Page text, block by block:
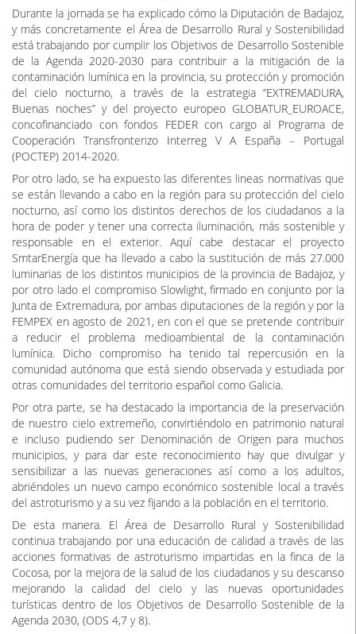
Durante la jornada se ha explicado cómo la Diputación de Badajoz,
y más concretamente el Área de Desarrollo Rural y Sostenibilidad
está trabajando por cumplir los Objetivos de Desarrollo Sostenible
de la Agenda 2020-2030 para contribuir a la mitigación de la
contaminación lumínica en la provincia, su protección y promoción
del cielo nocturno, a través de la estrategia ‘’EXTREMADURA,
Buenas noches’’ y del proyecto europeo GLOBATUR_EUROACE,
concofinanciado con fondos FEDER con cargo al Programa de
Cooperación Transfronterizo Interreg V A España – Portugal
(POCTEP) 2014-2020.
Por otro lado, se ha expuesto las diferentes lineas normativas que
se están llevando a cabo en la región para su protección del cielo
nocturno, así como los distintos derechos de los ciudadanos a la
hora de poder y tener una correcta iluminación, más sostenible y
responsable en el exterior. Aquí cabe destacar el proyecto
SmtarEnergía que ha llevado a cabo la sustitución de más 27.000
luminarias de los distintos municipios de la provincia de Badajoz, y
por otro lado el compromiso Slowlight, firmado en conjunto por la
Junta de Extremadura, por ambas diputaciones de la región y por la
FEMPEX en agosto de 2021, en con el que se pretende contribuir
a reducir el problema medioambiental de la contaminación
lumínica. Dicho compromiso ha tenido tal repercusión en la
comunidad autónoma que está siendo observada y estudiada por
otras comunidades del territorio español como Galicia.
Por otra parte, se ha destacado la importancia de la preservación
de nuestro cielo extremeño, convirtiéndolo en patrimonio natural
e incluso pudiendo ser Denominación de Origen para muchos
municipios, y para dar este reconocimiento hay que divulgar y
sensibilizar a las nuevas generaciones así como a los adultos,
abriéndoles un nuevo campo económico sostenible local a través
del astroturismo y a su vez fijando a la población en el territorio.
De esta manera. El Área de Desarrollo Rural y Sostenibilidad
continua trabajando por una educación de calidad a través de las
acciones formativas de astroturismo impartidas en la finca de la
Cocosa, por la mejora de la salud de los ciudadanos y su descanso
mejorando la calidad del cielo y las nuevas oportunidades
turísticas dentro de los Objetivos de Desarrollo Sostenible de la
Agenda 2030, (ODS 4,7 y 8).